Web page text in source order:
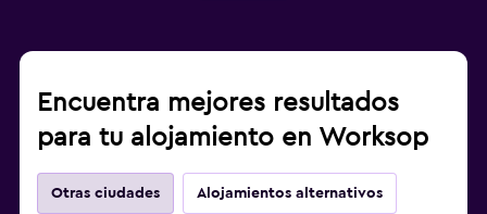
Encuentra mejores resultados
para tu alojamiento en Worksop
Otras ciudades Alojamientos alternativos